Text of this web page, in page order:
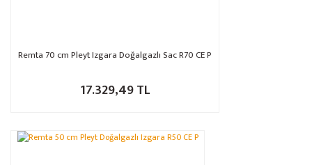
Remta 70 cm Pleyt Izgara Doğalgazlı Sac R70 CE P
17.329,49 TL